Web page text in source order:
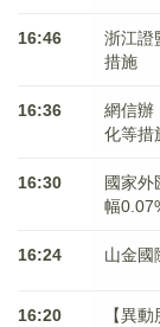
16:46
浙江證
措施
16:36
網信辦
化等措
16:30
國家外
幅
16:24 山金國
16:20
【異